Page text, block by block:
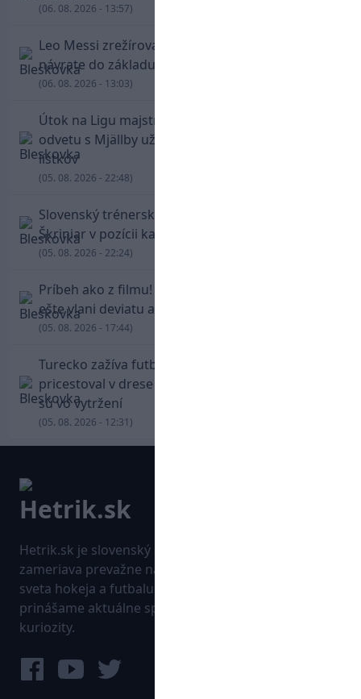
(06. 08. 2026 - 13:57)
Leo Messi zrežíroval obrat Interu Miami, pri
návrate do základu strelil dva góly
(06. 08. 2026 - 13:03)
Útok na Ligu majstrov láka! Slovan hlási na
odvetu s Mjällby už viac ako 13-tisíc predaných
lístkov
(05. 08. 2026 - 22:48)
Slovenský trénerský súboj pre Borbélyho,
Škriniar v pozícii kapitána potiahol Fenerbahce
(05. 08. 2026 - 22:24)
Príbeh ako z filmu! Hrdina Slovana Kianga hral
ešte vlani deviatu anglickú ligu
(05. 08. 2026 - 17:44)
Turecko zažíva futbalové šialenstvo! Salah
pricestoval v drese Trabzonsporu, fanúšikovia
sú vo vytržení
(05. 08. 2026 - 12:31)
Hetrik.sk je slovenský športový portál, ktorý sa
zameriava prevažne na najnovšie informácie zo
sveta hokeja a futbalu. Pravidelne na dennej báze
prinášame aktuálne správy, góly, zaujímavosti a
kuriozity.